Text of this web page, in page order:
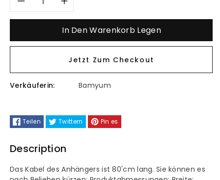
Verringere
Menge
für
Spezial
Kronleuchter
Erhöhe
die
Menge
für
Champion
Spezial
Kronleuchter
In Den Warenkorb Legen
Jetzt Zum Checkout
Verkäuferin: Bamyum
Teilen Twittern Pin es
Description
Das Kabel des Anhängers ist 80'cm lang. Sie können es